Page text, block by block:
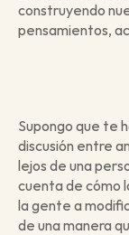
construyendo
pensamientos,
Supongo que te
discusión entre
lejos de una
cuenta de cómo
la gente a
de una manera